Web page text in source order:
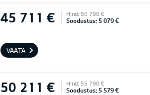
45 711 € Hind: 50 790 €
Soodustus: 5 079 €
VAATA
50 211 € Hind: 55 790 €
Soodustus: 5 579 €